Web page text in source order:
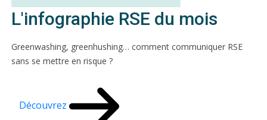
L'infographie RSE du mois
Greenwashing, greenhushing… comment communiquer RSE
sans se mettre en risque ?
Découvrez